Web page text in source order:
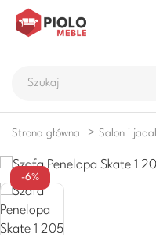
Strona główna Salon i
-6%